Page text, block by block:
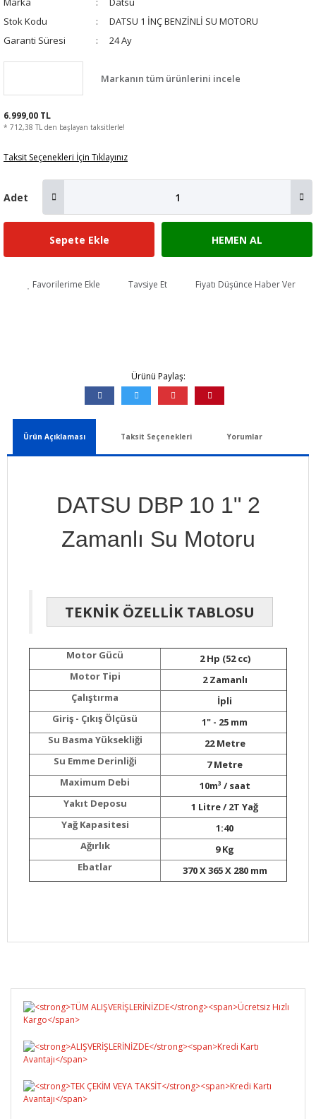
Stok Kodu
DATSU 1 İNÇ BENZİNLİ SU MOTORU
Garanti Süresi
24 Ay
Markanın tüm ürünlerini incele
6.999,00 TL
* 712,38 TL den başlayan taksitlerle!
Taksit Seçenekleri İçin Tıklayınız
Adet
Sepete Ekle HEMEN AL
Favorilerime Ekle Tavsiye Et Fiyatı Düşünce Haber Ver
Ürünü Paylaş:
Ürün Açıklaması Taksit Seçenekleri Yorumlar
DATSU DBP 10 1" 2
Zamanlı Su Motoru
TEKNİK ÖZELLİK TABLOSU
Motor Gücü
2 Hp (52 cc)
Motor Tipi
2 Zamanlı
Çalıştırma
İpli
Giriş - Çıkış Ölçüsü
1" - 25 mm
Su Basma Yüksekliği
22 Metre
Su Emme Derinliği
7 Metre
Maximum Debi
10m³ / saat
Yakıt Deposu
1 Litre / 2T Yağ
Yağ Kapasitesi
1:40
Ağırlık
9 Kg
Ebatlar
370 X 365 X 280 mm
Yorum Yaz